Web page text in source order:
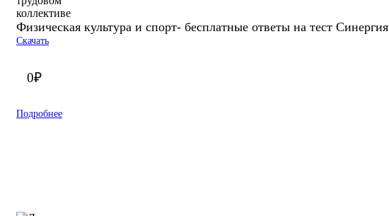
Физическая культура и спорт- бесплатные ответы на тест Синергия
Скачать
0₽
Подробнее